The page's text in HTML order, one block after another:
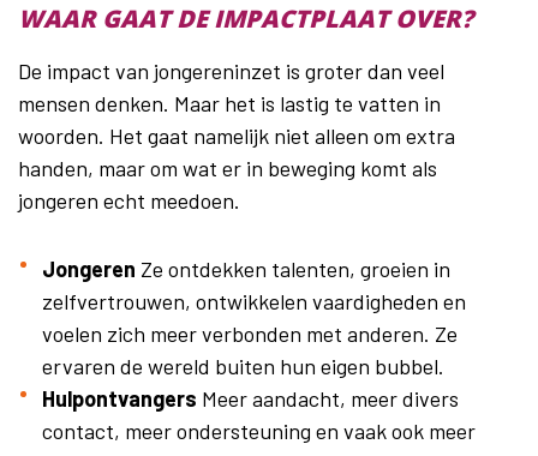
WAAR GAAT DE IMPACTPLAAT OVER?
De impact van jongereninzet is groter dan veel
mensen denken. Maar het is lastig te vatten in
woorden. Het gaat namelijk niet alleen om extra
handen, maar om wat er in beweging komt als
jongeren echt meedoen.
Jongeren Ze ontdekken talenten, groeien in
zelfvertrouwen, ontwikkelen vaardigheden en
voelen zich meer verbonden met anderen. Ze
ervaren de wereld buiten hun eigen bubbel.
Hulpontvangers Meer aandacht, meer divers
contact, meer ondersteuning en vaak ook meer